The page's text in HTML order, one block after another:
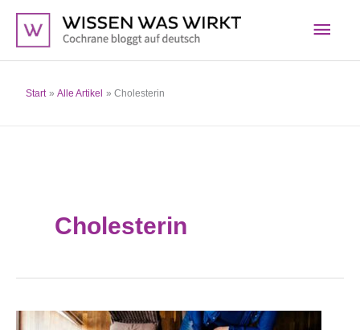
Inhalt
springen
Start Alle Artikel Cholesterin
Cholesterin